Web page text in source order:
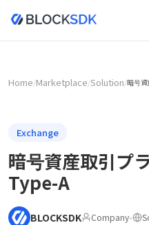
Home/Marketplace/Solution/暗号
Exchange
暗号資産取引プ
Type-A
BLOCKSDK Company•